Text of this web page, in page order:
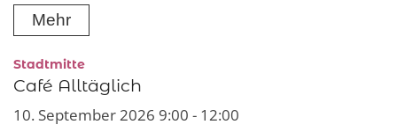
Mehr
Stadtmitte:
Café Alltäglich
10. September 2026 9:00 - 12:00